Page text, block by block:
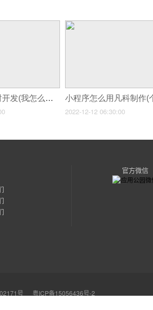
小程序怎么同时开发(我怎么看微信小程序)
2022-12-12 06:30:00
官方微信
号 粤ICP备15056436号-2